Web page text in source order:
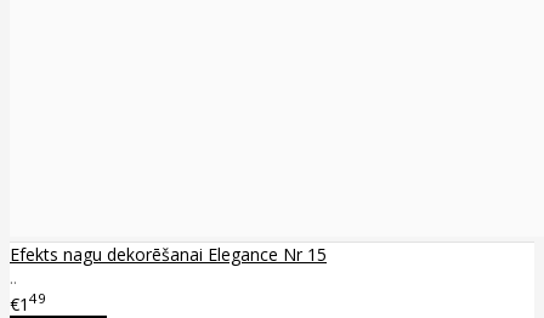
Efekts nagu dekorēšanai Elegance Nr 15
..
€1 49